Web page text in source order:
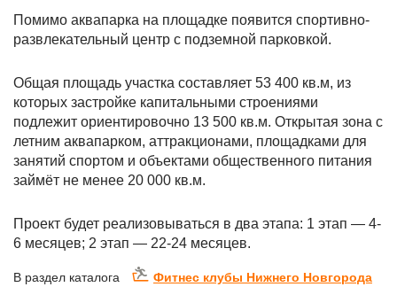
Помимо аквапарка на площадке появится спортивно-
развлекательный центр с подземной парковкой.
Общая площадь участка составляет 53 400 кв.м, из
которых застройке капитальными строениями
подлежит ориентировочно 13 500 кв.м. Открытая зона с
летним аквапарком, аттракционами, площадками для
занятий спортом и объектами общественного питания
займёт не менее 20 000 кв.м.
Проект будет реализовываться в два этапа: 1 этап — 4-
6 месяцев; 2 этап — 22-24 месяцев.
В раздел каталога Фитнес клубы Нижнего Новгорода